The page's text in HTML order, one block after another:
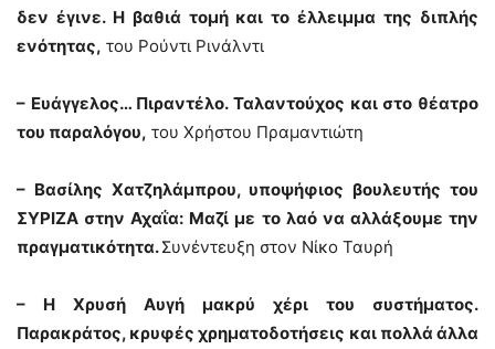
δεν έγινε. Η βαθιά τομή και το έλλειμμα της διπλής
ενότητας, του Ρούντι Ρινάλντι
– Ευάγγελος… Πιραντέλο. Ταλαντούχος και στο θέατρο
του παραλόγου, του Χρήστου Πραμαντιώτη
– Βασίλης Χατζηλάμπρου, υποψήφιος βουλευτής του
ΣΥΡΙΖΑ στην Αχαΐα: Μαζί με το λαό να αλλάξουμε την
πραγματικότητα.Συνέντευξη στον Νίκο Ταυρή
– Η Χρυσή Αυγή μακρύ χέρι του συστήματος.
Παρακράτος, κρυφές χρηματοδοτήσεις και πολλά άλλα